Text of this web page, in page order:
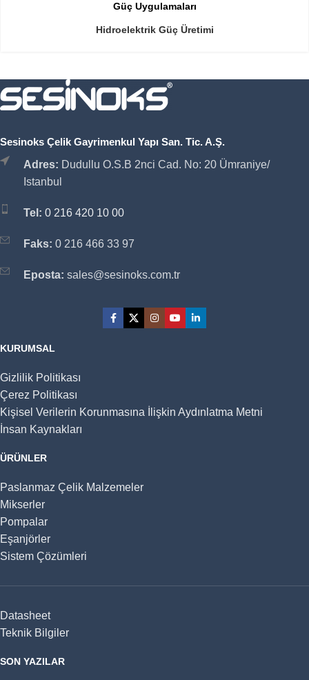
Güç Uygulamaları
Hidroelektrik Güç Üretimi
Sesinoks Çelik Gayrimenkul Yapı San. Tic. A.Ş.
Adres: Dudullu O.S.B 2nci Cad. No: 20 Ümraniye/
Istanbul
Tel: 0 216 420 10 00
Faks: 0 216 466 33 97
Eposta: sales@sesinoks.com.tr
KURUMSAL
Gizlilik Politikası
Çerez Politikası
Kişisel Verilerin Korunmasına İlişkin Aydınlatma Metni
İnsan Kaynakları
ÜRÜNLER
Paslanmaz Çelik Malzemeler
Mikserler
Pompalar
Eşanjörler
Sistem Çözümleri
Datasheet
Teknik Bilgiler
SON YAZILAR